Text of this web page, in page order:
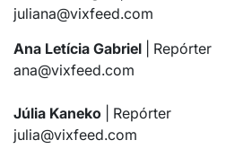
juliana@vixfeed.com
Ana Letícia Gabriel | Repórter
ana@vixfeed.com
Júlia Kaneko | Repórter
julia@vixfeed.com